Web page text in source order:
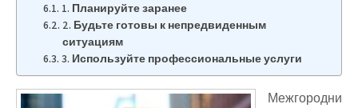
1. Планируйте заранее
2. Будьте готовы к непредвиденным
ситуациям
3. Используйте профессиональные услуги
Межгородни